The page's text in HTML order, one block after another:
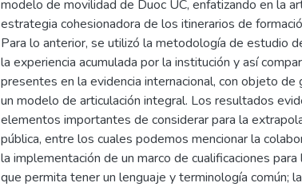
modelo de movilidad de Duoc UC, enfatizando en la
estrategia cohesionadora de los itinerarios de
Para lo anterior, se utilizó la metodología de estudio
la experiencia acumulada por la institución y así
presentes en la evidencia internacional, con objeto de
un modelo de articulación integral. Los resultados
elementos importantes de considerar para la
pública, entre los cuales podemos mencionar la
la implementación de un marco de cualificaciones
que permita tener un lenguaje y terminología común;